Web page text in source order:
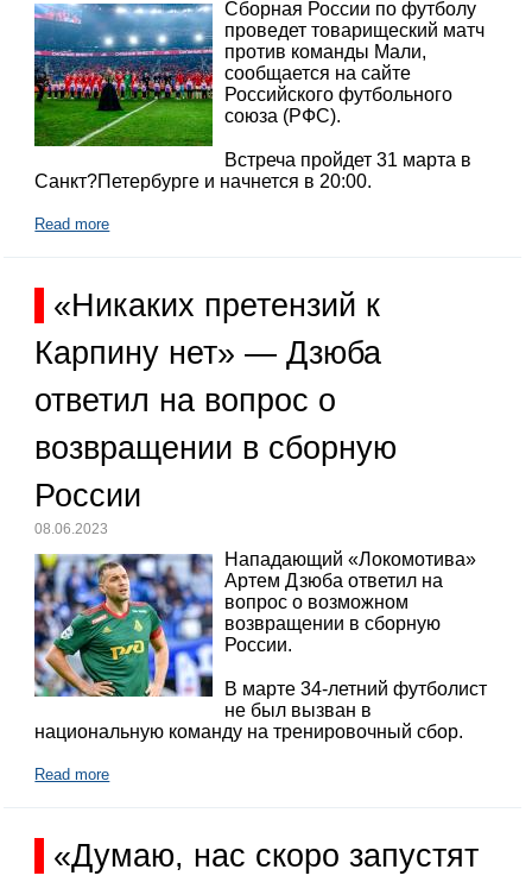
Сборная России по футболу
проведет товарищеский матч
против команды Мали,
сообщается на сайте
Российского футбольного
союза (РФС).
Встреча пройдет 31 марта в
Санкт?Петербурге и начнется в 20:00.
Read more
«Никаких претензий к
Карпину нет» — Дзюба
ответил на вопрос о
возвращении в сборную
России
08.06.2023
Нападающий «Локомотива»
Артем Дзюба ответил на
вопрос о возможном
возвращении в сборную
России.
В марте 34-летний футболист
не был вызван в
национальную команду на тренировочный сбор.
Read more
«Думаю, нас скоро запустят